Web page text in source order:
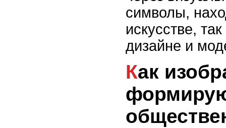
символы,
искусстве,
дизайне и
Как изображения